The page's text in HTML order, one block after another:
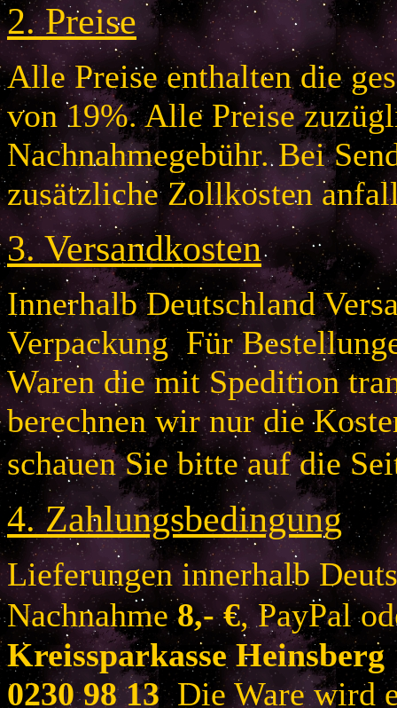
2.Preise
Alle Preise enthalten die
von 19%. Alle Preise
Nachnahmegebühr. Bei
zusätzliche Zollkosten
3.Versandkosten
Innerhalb Deutschland
Verpackung Für
Waren die mit Spedition
berechnen wir nur die
schauen Sie bitte auf die
4.Zahlungsbedingung
Lieferungen innerhalb
Nachnahme 8,- €, PayPal
Kreissparkasse
0230 98 13Die Ware wird